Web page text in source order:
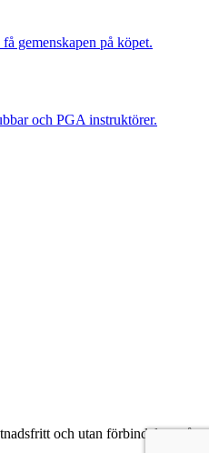
gemenskapen på köpet.
och PGA instruktörer.
och utan förbindelser, så